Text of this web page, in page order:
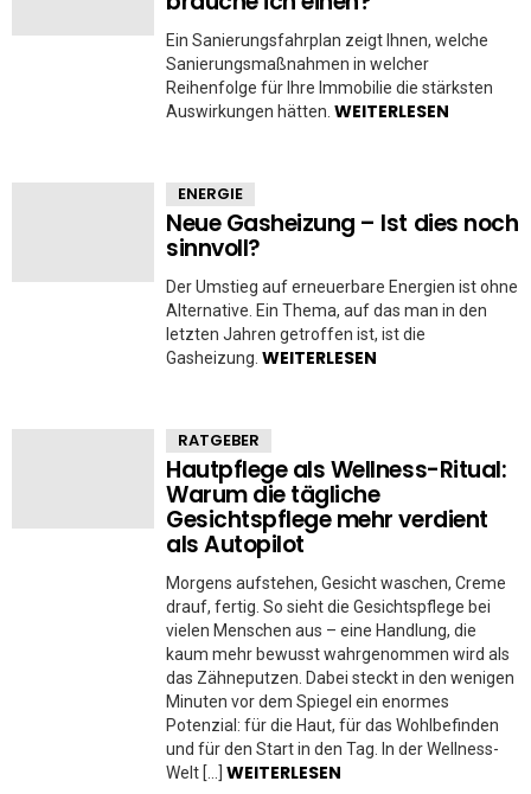
Ein Sanierungsfahrplan zeigt Ihnen, welche
Sanierungsmaßnahmen in welcher
Reihenfolge für Ihre Immobilie die stärksten
Auswirkungen hätten. WEITERLESEN
ENERGIE
Neue Gasheizung – Ist dies noch
sinnvoll?
Der Umstieg auf erneuerbare Energien ist ohne
Alternative. Ein Thema, auf das man in den
letzten Jahren getroffen ist, ist die
Gasheizung. WEITERLESEN
RATGEBER
Hautpflege als Wellness-Ritual:
Warum die tägliche
Gesichtspflege mehr verdient
als Autopilot
Morgens aufstehen, Gesicht waschen, Creme
drauf, fertig. So sieht die Gesichtspflege bei
vielen Menschen aus – eine Handlung, die
kaum mehr bewusst wahrgenommen wird als
das Zähneputzen. Dabei steckt in den wenigen
Minuten vor dem Spiegel ein enormes
Potenzial: für die Haut, für das Wohlbefinden
und für den Start in den Tag. In der Wellness-
Welt […] WEITERLESEN